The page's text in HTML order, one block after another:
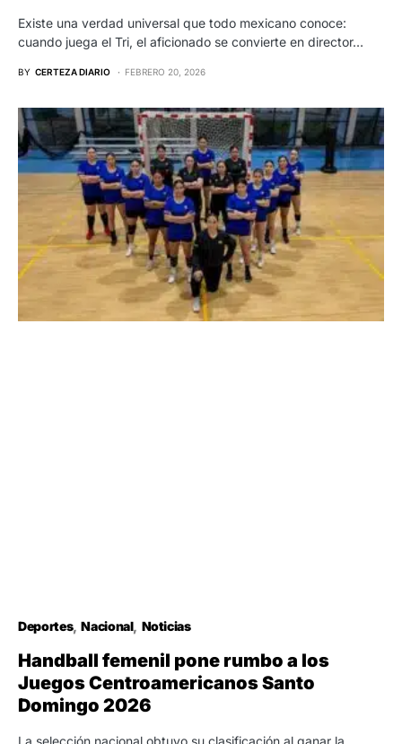
Existe una verdad universal que todo mexicano conoce:
cuando juega el Tri, el aficionado se convierte en director…
BY CERTEZA DIARIO FEBRERO 20, 2026
Deportes Nacional Noticias
Handball femenil pone rumbo a los
Juegos Centroamericanos Santo
Domingo 2026